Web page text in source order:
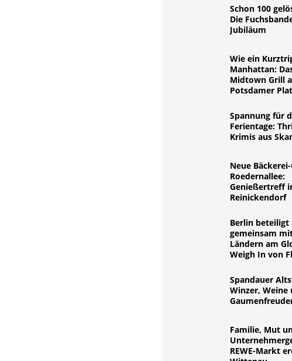
Schon 100
Die
Jubiläum
Wie ein
Manhattan:
Midtown Grill
Potsdamer
Spannung für
Ferientage:
Krimis aus
Neue
Roedernallee:
Genießertreff
Reinickendorf
Berlin beteiligt
gemeinsam
Ländern am
Weigh In von
Spandauer
Winzer, Weine
Familie, Mut
REWE-Markt